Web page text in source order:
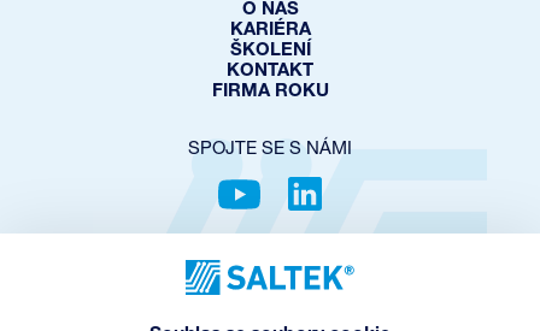
O NÁS
KARIÉRA
ŠKOLENÍ
KONTAKT
FIRMA ROKU
SPOJTE SE S NÁMI
OCHRANA SOUKROMÍ
COOKIES POLICY